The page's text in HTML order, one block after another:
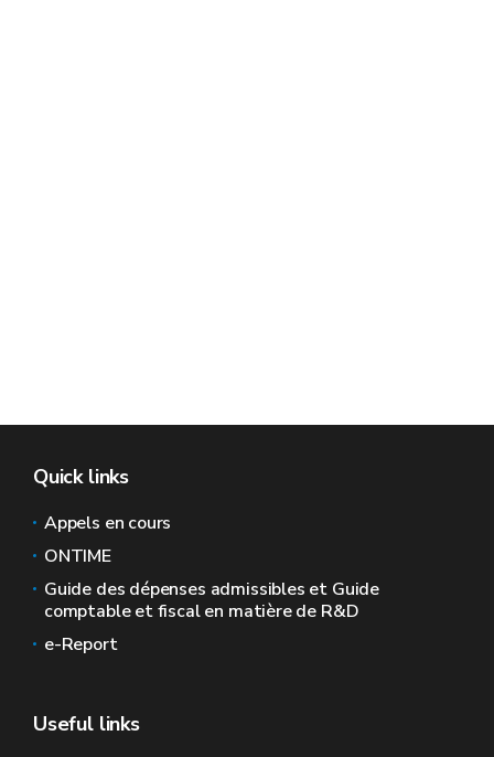
Quick links
Appels en cours
ONTIME
Guide des dépenses admissibles et Guide
comptable et fiscal en matière de R&D
e-Report
Useful links